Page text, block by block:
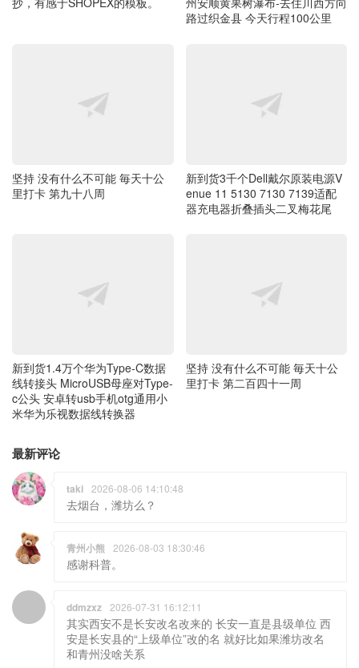
米华为乐视数据线转换器
最新评论
青州小熊 2026-08-03 18:30:46
感谢科普。
ddmzxz 2026-07-31 16:12:11
其实西安不是长安改名改来的 长安一直是县级单位 西
taki 2026-07-30 15:06:31
旅行的意义，不在景区，不在终点，在路上